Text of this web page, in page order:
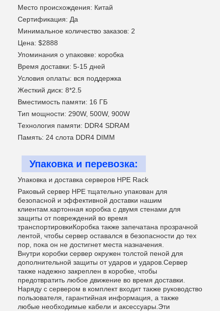
Место происхождения: Китай
Сертификация: Да
Минимальное количество заказов: 2
Цена: $2888
Упоминания о упаковке: коробка
Время доставки: 5-15 дней
Условия оплаты: вся поддержка
Жесткий диск: 8*2.5
Вместимость памяти: 16 ГБ
Тип мощности: 290W, 500W, 900W
Технология памяти: DDR4 SDRAM
Память: 24 слота DDR4 DIMM
Упаковка и перевозка:
Упаковка и доставка серверов HPE Rack
Раковый сервер HPE тщательно упакован для
безопасной и эффективной доставки нашим
клиентам.картонная коробка с двумя стенами для
защиты от повреждений во время
транспортировкиКоробка также запечатана прозрачной
лентой, чтобы сервер оставался в безопасности до тех
пор, пока он не достигнет места назначения.
Внутри коробки сервер окружен толстой пеной для
дополнительной защиты от ударов и ударов.Сервер
также надежно закреплен в коробке, чтобы
предотвратить любое движение во время доставки.
Наряду с сервером в комплект входит также руководство
пользователя, гарантийная информация, а также
любые необходимые кабели и аксессуары.Эти